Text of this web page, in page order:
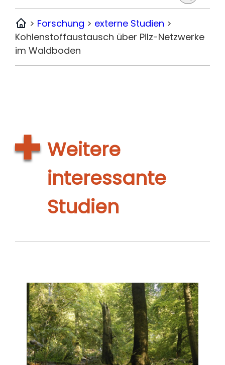
Home
> Forschung > externe Studien >
Kohlenstoffaustausch über Pilz-Netzwerke
im Waldboden
Weitere
interessante
Studien